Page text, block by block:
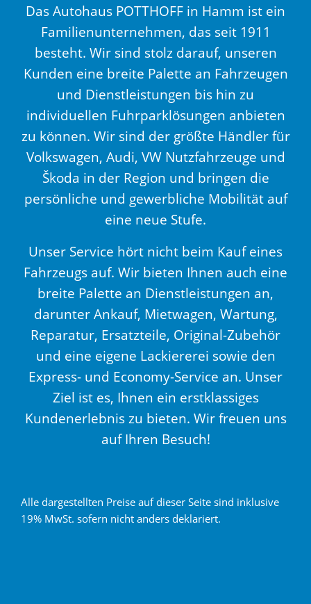
Das Autohaus POTTHOFF in Hamm ist ein
Familienunternehmen, das seit 1911
besteht. Wir sind stolz darauf, unseren
Kunden eine breite Palette an Fahrzeugen
und Dienstleistungen bis hin zu
individuellen Fuhrparklösungen anbieten
zu können. Wir sind der größte Händler für
Volkswagen, Audi, VW Nutzfahrzeuge und
Škoda in der Region und bringen die
persönliche und gewerbliche Mobilität auf
eine neue Stufe.
Unser Service hört nicht beim Kauf eines
Fahrzeugs auf. Wir bieten Ihnen auch eine
breite Palette an Dienstleistungen an,
darunter Ankauf, Mietwagen, Wartung,
Reparatur, Ersatzteile, Original-Zubehör
und eine eigene Lackiererei sowie den
Express- und Economy-Service an. Unser
Ziel ist es, Ihnen ein erstklassiges
Kundenerlebnis zu bieten. Wir freuen uns
auf Ihren Besuch!
Alle dargestellten Preise auf dieser Seite sind inklusive
19% MwSt. sofern nicht anders deklariert.